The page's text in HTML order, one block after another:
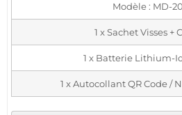
Modèle : MD-
1 x Sachet Visses +
1 x Batterie Lithium-
1 x Autocollant QR Code /